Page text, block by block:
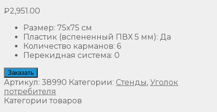
₽2,951.00
Размер: 75х75 см
Пластик (вспененный ПВХ 5 мм): Да
Количество карманов: 6
Перекидная система: 0
Заказать
Артикул: 38990 Категории: Стенды, Уголок
потребителя
Категории товаров